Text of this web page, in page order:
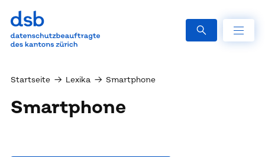
Startseite → Lexika → Smartphone
Smart­phone